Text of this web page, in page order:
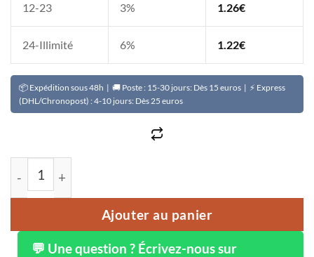
12-23 3% 1.26€
24-Illimité 6% 1.22€
📦 Expédition sous 48h | 🚚 Poste : 15-30 jours: Dès 15 euros | ⚡ Express
(DHL/Chronopost) : 4-10 jours: Dès 25 euros
quantité de Tube crème action rapide OLIVERA à base
Ajouter au panier
💬 Une question ? Écrivez-nous sur